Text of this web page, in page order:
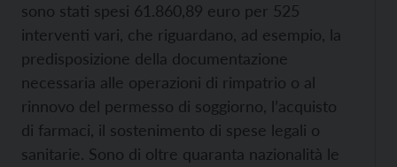
sono stati spesi 61.860,89 euro per 525
interventi vari, che riguardano, ad esempio, la
predisposizione della documentazione
necessaria alle operazioni di rimpatrio o al
rinnovo del permesso di soggiorno, l’acquisto
di farmaci, il sostenimento di spese legali o
sanitarie. Sono di oltre quaranta nazionalità le